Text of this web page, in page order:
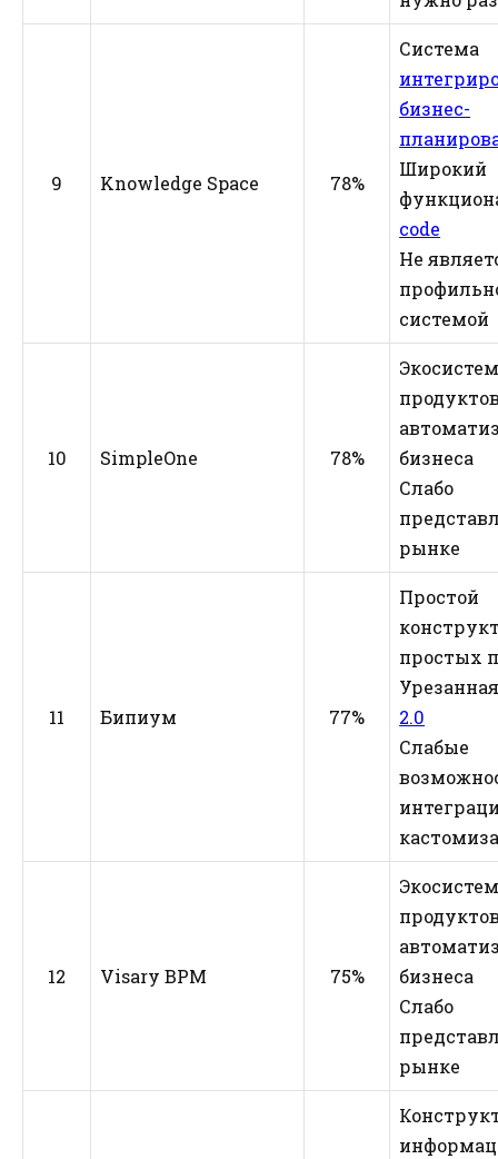
9 Knowledge Space 78%
Система
бизнес-
Широкий
code
Не
системой
10 SimpleOne 78%
бизнеса
Слабо
рынке
11 Бипиум 77%
Простой
простых
2.0
Слабые
12 Visary BPM 75%
бизнеса
Слабо
рынке